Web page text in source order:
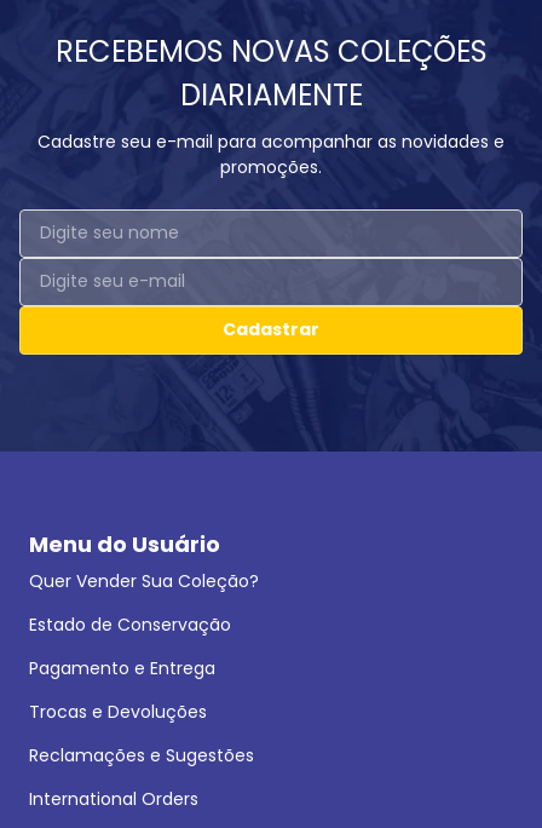
RECEBEMOS NOVAS COLEÇÕES
DIARIAMENTE
Cadastre seu e-mail para acompanhar as novidades e
promoções.
Cadastrar
Menu do Usuário
Quer Vender Sua Coleção?
Estado de Conservação
Pagamento e Entrega
Trocas e Devoluções
Reclamações e Sugestões
International Orders